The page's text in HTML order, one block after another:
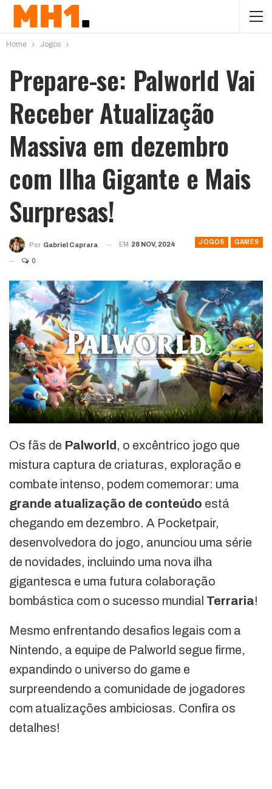
Home Jogos
Prepare-se: Palworld Vai
Receber Atualização
Massiva em dezembro
com Ilha Gigante e Mais
Surpresas!
JOGOS GAMES
Por Gabriel Caprara EM 28 NOV, 2024
0
Os fãs de Palworld , o excêntrico jogo que
mistura captura de criaturas, exploração e
combate intenso, podem comemorar: uma
grande atualização de conteúdo está
chegando em dezembro. A Pocketpair,
desenvolvedora do jogo, anunciou uma série
de novidades, incluindo uma nova ilha
gigantesca e uma futura colaboração
bombástica com o sucesso mundial Terraria!
Mesmo enfrentando desafios legais com a
Nintendo, a equipe de Palworld segue firme,
expandindo o universo do game e
surpreendendo a comunidade de jogadores
com atualizações ambiciosas. Confira os
detalhes!